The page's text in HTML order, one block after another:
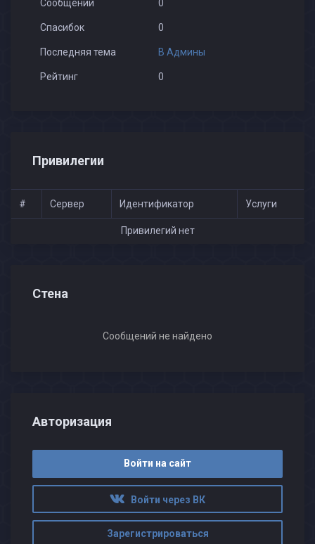
Сообщений 0
Спасибок 0
Последняя тема В Админы
Рейтинг 0
Привилегии
# Сервер Идентификатор Услуги
Привилегий нет
Стена
Сообщений не найдено
Авторизация
Войти на сайт
Войти через ВК
Зарегистрироваться